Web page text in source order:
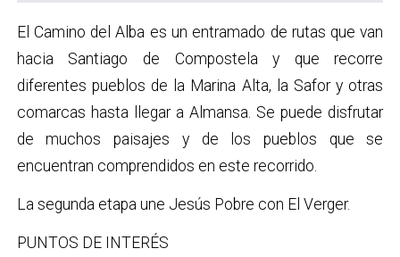
El Camino del Alba es un entramado de rutas que van
hacia Santiago de Compostela y que recorre
diferentes pueblos de la Marina Alta, la Safor y otras
comarcas hasta llegar a Almansa. Se puede disfrutar
de muchos paisajes y de los pueblos que se
encuentran comprendidos en este recorrido.
La segunda etapa une Jesús Pobre con El Verger.
PUNTOS DE INTERÉS